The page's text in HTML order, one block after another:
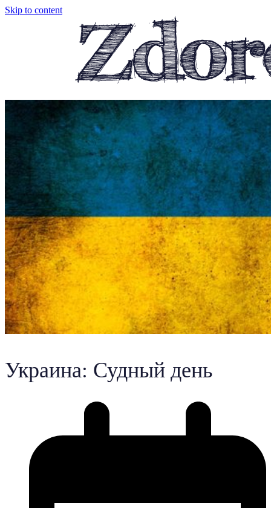
Skip to content
Украина: Судный день